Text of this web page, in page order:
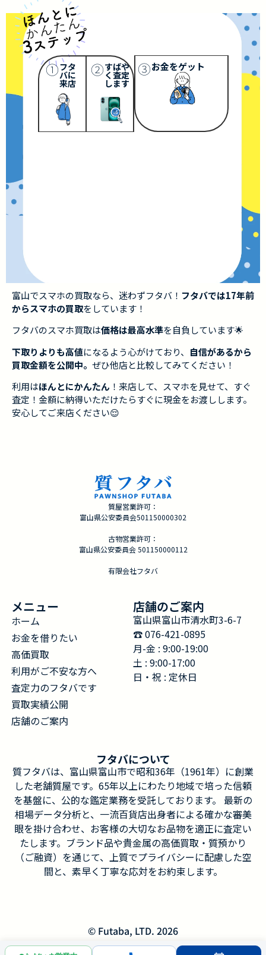
①フタ
バに
来店
②すばや
く査定
します
③お金をゲット
富山でスマホの買取なら、迷わずフタバ！ フタバでは17年前
からスマホの買取をしています！
フタバのスマホ買取は価格は最高水準を自負しています🌟
下取りよりも高値になるよう心がけており、 自信があるから
買取金額を公開中。 ぜひ他店と比較してみてください！
利用はほんとにかんたん ！来店して、スマホを見せて、すぐ
査定！金額に納得いただけたらすぐに現金をお渡しします。
安心してご来店ください😌
質屋営業許可：
富山県公安委員会501150000302
古物営業許可：
富山県公安委員会 501150000112
有限会社フタバ
メニュー
ホーム
お金を借りたい
高価買取
利用がご不安な方へ
査定力のフタバです
買取実績公開
店舗のご案内
店舗のご案内
富山県富山市清水町3-6-7
☎︎ 076-421-0895
月-金 : 9:00-19:00
土 : 9:00-17:00
日・祝 : 定休日
フタバについて
質フタバは、富山県富山市で昭和36年（1961年）に創業
した老舗質屋です。65年以上にわたり地域で培った信頼
を基盤に、公的な鑑定業務を受託しております。 最新の
相場データ分析と、一流百貨店出身者による確かな審美
眼を掛け合わせ、お客様の大切なお品物を適正に査定い
たします。ブランド品や貴金属の高価買取・質預かり
（ご融資）を通じて、上質でプライバシーに配慮した空
間と、素早く丁寧な応対をお約束します。
© Futaba, LTD. 2026